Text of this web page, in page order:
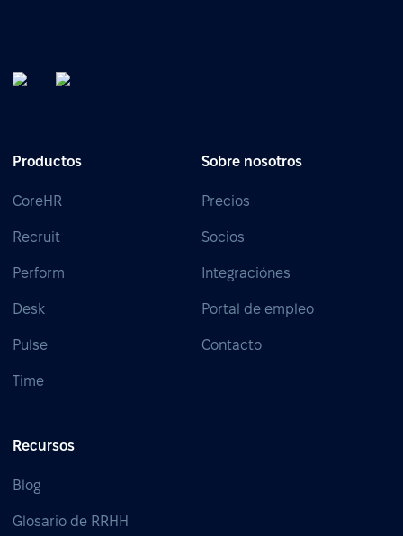
Productos
CoreHR
Recruit
Perform
Desk
Pulse
Time
Sobre nosotros
Precios
Socios
Integraciónes
Portal de empleo
Contacto
Recursos
Blog
Glosario de RRHH